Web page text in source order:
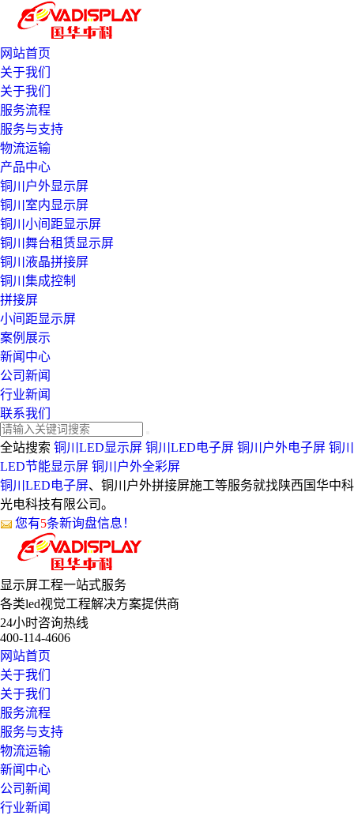
网站首页
关于我们
关于我们
服务流程
服务与支持
物流运输
产品中心
铜川户外显示屏
铜川室内显示屏
铜川小间距显示屏
铜川舞台租赁显示屏
铜川液晶拼接屏
铜川集成控制
拼接屏
小间距显示屏
案例展示
新闻中心
公司新闻
行业新闻
联系我们
全站搜索 铜川LED显示屏 铜川LED电子屏 铜川户外电子屏 铜川
LED节能显示屏 铜川户外全彩屏
铜川LED电子屏、铜川户外拼接屏施工等服务就找陕西国华中科
光电科技有限公司。
您有5条新询盘信息！
显示屏工程一站式服务
各类led视觉工程解决方案提供商
24小时咨询热线
400-114-4606
网站首页
关于我们
关于我们
服务流程
服务与支持
物流运输
新闻中心
公司新闻
行业新闻